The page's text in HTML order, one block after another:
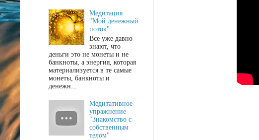
Медитация
"Мой денежный
поток"
Все уже давно
знают, что
деньги это не монеты и не
банкноты, а энергия, которая
материализуется в те самые
монеты, банкноты и
денежн...
Медитативное
упражнение
"Знакомство с
собственным
телом"